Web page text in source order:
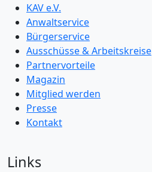
KAV e.V.
Anwaltservice
Bürgerservice
Ausschüsse & Arbeitskreise
Partnervorteile
Magazin
Mitglied werden
Presse
Kontakt
Links